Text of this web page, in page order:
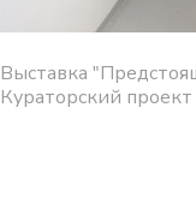
Выставка
Кураторский